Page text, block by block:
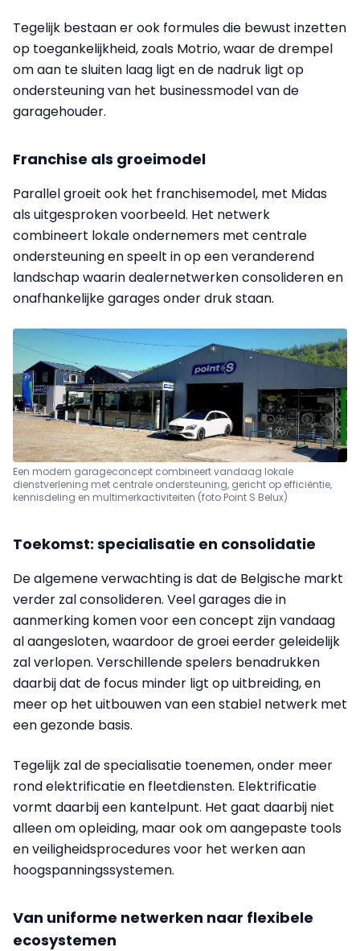
Tegelijk bestaan er ook formules die bewust inzetten
op toegankelijkheid, zoals Motrio, waar de drempel
om aan te sluiten laag ligt en de nadruk ligt op
ondersteuning van het businessmodel van de
garagehouder.
Franchise als groeimodel
Parallel groeit ook het franchisemodel, met Midas
als uitgesproken voorbeeld. Het netwerk
combineert lokale ondernemers met centrale
ondersteuning en speelt in op een veranderend
landschap waarin dealernetwerken consolideren en
onafhankelijke garages onder druk staan.
Een modern garageconcept combineert vandaag lokale
dienstverlening met centrale ondersteuning, gericht op efficiëntie,
kennisdeling en multimerkactiviteiten (foto Point S Belux)
Toekomst: specialisatie en consolidatie
De algemene verwachting is dat de Belgische markt
verder zal consolideren. Veel garages die in
aanmerking komen voor een concept zijn vandaag
al aangesloten, waardoor de groei eerder geleidelijk
zal verlopen. Verschillende spelers benadrukken
daarbij dat de focus minder ligt op uitbreiding, en
meer op het uitbouwen van een stabiel netwerk met
een gezonde basis.
Tegelijk zal de specialisatie toenemen, onder meer
rond elektrificatie en fleetdiensten. Elektrificatie
vormt daarbij een kantelpunt. Het gaat daarbij niet
alleen om opleiding, maar ook om aangepaste tools
en veiligheidsprocedures voor het werken aan
hoogspanningssystemen.
Van uniforme netwerken naar flexibele
ecosystemen